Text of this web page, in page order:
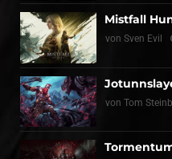
Mistfall
von Sven Evil
von Tom